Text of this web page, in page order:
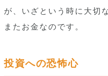
が、いざという時に大切
またお金なのです。
投資への恐怖心